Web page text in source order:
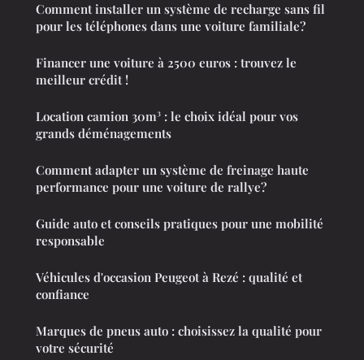
Comment installer un système de recharge sans fil
pour les téléphones dans une voiture familiale?
Financer une voiture à 2500 euros : trouvez le
meilleur crédit !
Location camion 30m³ : le choix idéal pour vos
grands déménagements
Comment adapter un système de freinage haute
performance pour une voiture de rallye?
Guide auto et conseils pratiques pour une mobilité
responsable
Véhicules d'occasion Peugeot à Rezé : qualité et
confiance
Marques de pneus auto : choisissez la qualité pour
votre sécurité